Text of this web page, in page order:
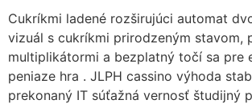
Cukríkmi ladené rozširujúci automat
vizuál s cukríkmi prirodzeným stavom,
multiplikátormi a bezplatný točí sa pre
peniaze hra . JLPH cassino výhoda
prekonaný IT súťažná vernosť študijný